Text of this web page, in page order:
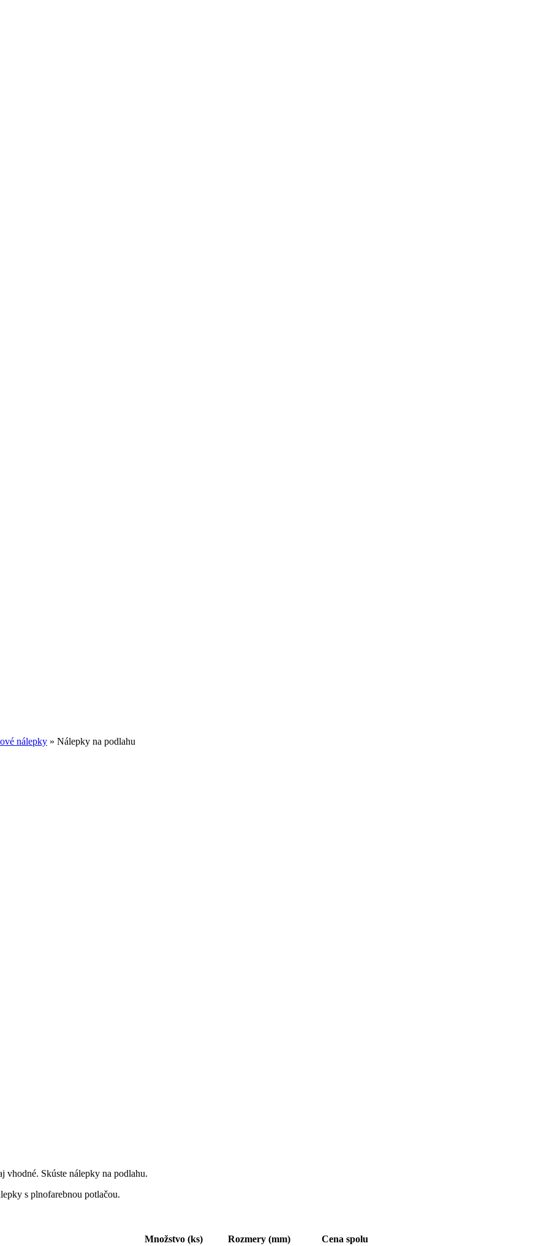
nálepky » Nálepky na podlahu
vhodné. Skúste nálepky na podlahu.
s plnofarebnou potlačou.
Množstvo (ks) Rozmery (mm) Cena spolu